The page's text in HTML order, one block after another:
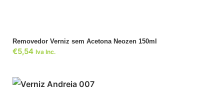
Removedor Verniz sem Acetona Neozen 150ml
€5,54 Iva Inc.